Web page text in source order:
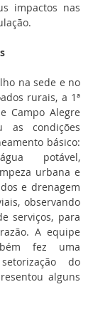
impactos nas
na sede e no
rurais, a 1ª
Campo Alegre
as condições
básico:
potável,
urbana e
e drenagem
observando
serviços, para
A equipe
fez uma
do
alguns